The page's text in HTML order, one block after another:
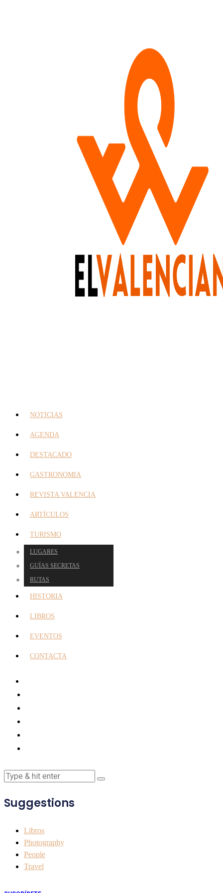
NOTICIAS
AGENDA
DESTACADO
GASTRONOMIA
REVISTA VALENCIA
ARTÍCULOS
TURISMO
LUGARES
GUÍAS SECRETAS
RUTAS
HISTORIA
LIBROS
EVENTOS
CONTACTA
Suggestions
Libros
Photography
People
Travel